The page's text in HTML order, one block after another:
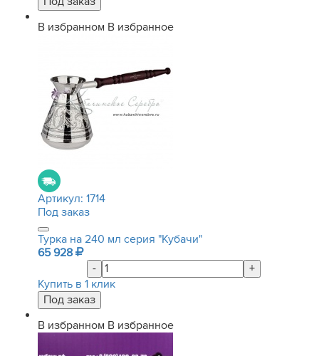
В избранном В избранное
Артикул: 1714
Под заказ
Турка на 240 мл серия "Кубачи"
65 928
-
+
Купить в 1 клик
В избранном В избранное